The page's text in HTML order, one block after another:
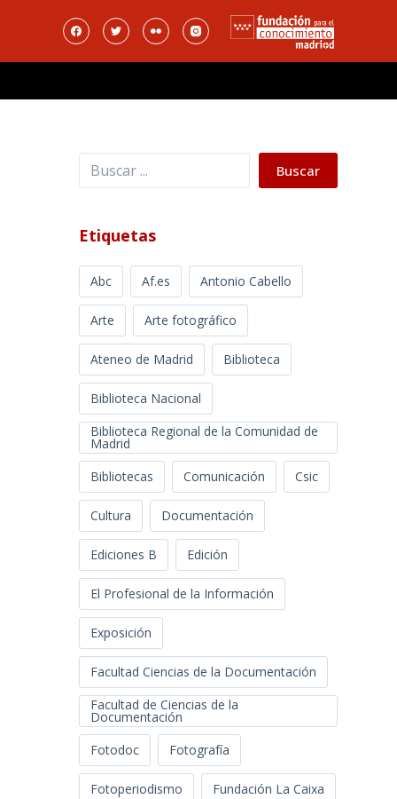
Buscar Buscar
Etiquetas
Abc Af.es Antonio Cabello
Arte Arte fotográfico
Ateneo de Madrid Biblioteca
Biblioteca Nacional
Biblioteca Regional de la Comunidad de
Madrid
Bibliotecas
Comunicación Csic
Cultura Documentación
Ediciones B Edición
El Profesional de la Información
Exposición
Facultad Ciencias de la Documentación
Facultad de Ciencias de la
Documentación
Fotodoc
Fotografía
Fotoperiodismo Fundación La Caixa